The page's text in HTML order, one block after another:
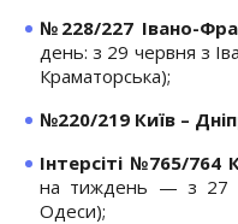
№228/227 Івано-
день: з 29 червня з
Краматорська);
№220/219 Київ –
Інтерсіті №765/764
на тиждень — з 27
Одеси);